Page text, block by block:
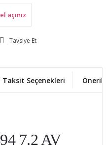
açınız
Tavsiye Et
Taksit Seçenekleri
7.2 AV